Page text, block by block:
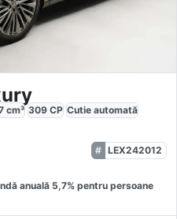
cm³ 309 CP Cutie automată
LEX242012
anuală 5,7% pentru persoane